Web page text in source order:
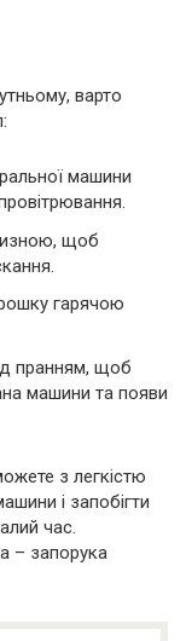
варто
машини
щоб
гарячою
пранням, щоб
машини та появи
з легкістю
і запобігти
час.
– запорука